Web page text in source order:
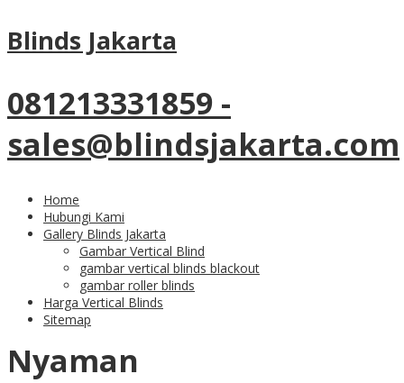
Blinds Jakarta
081213331859 -
sales@blindsjakarta.com
Home
Hubungi Kami
Gallery Blinds Jakarta
Gambar Vertical Blind
gambar vertical blinds blackout
gambar roller blinds
Harga Vertical Blinds
Sitemap
Gorden Kantor Murah Dengan
Bahan Berkualitas
roman shades, roller blinds, vertical blinds pesan
online disini
Gorden Kantor Murah
Untuk Ruang Yang
Nyaman